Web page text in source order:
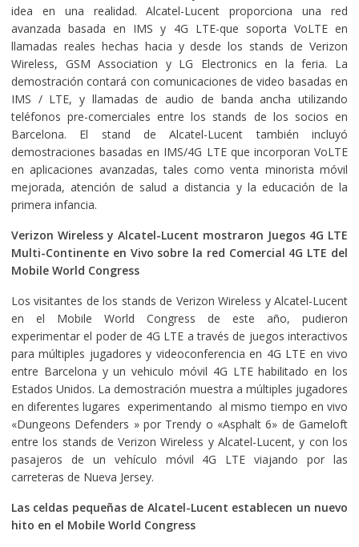
idea en una realidad. Alcatel-Lucent proporciona una red
avanzada basada en IMS y 4G LTE-que soporta VoLTE en
llamadas reales hechas hacia y desde los stands de Verizon
Wireless, GSM Association y LG Electronics en la feria. La
demostración contará con comunicaciones de video basadas en
IMS / LTE, y llamadas de audio de banda ancha utilizando
teléfonos pre-comerciales entre los stands de los socios en
Barcelona. El stand de Alcatel-Lucent también incluyó
demostraciones basadas en IMS/4G LTE que incorporan VoLTE
en aplicaciones avanzadas, tales como venta minorista móvil
mejorada, atención de salud a distancia y la educación de la
primera infancia.
Verizon Wireless y Alcatel-Lucent mostraron Juegos 4G LTE
Multi-Continente en Vivo sobre la red Comercial 4G LTE del
Mobile World Congress
Los visitantes de los stands de Verizon Wireless y Alcatel-Lucent
en el Mobile World Congress de este año, pudieron
experimentar el poder de 4G LTE a través de juegos interactivos
para múltiples jugadores y videoconferencia en 4G LTE en vivo
entre Barcelona y un vehiculo móvil 4G LTE habilitado en los
Estados Unidos. La demostración muestra a múltiples jugadores
en diferentes lugares experimentando al mismo tiempo en vivo
«Dungeons Defenders » por Trendy o «Asphalt 6» de Gameloft
entre los stands de Verizon Wireless y Alcatel-Lucent, y con los
pasajeros de un vehículo móvil 4G LTE viajando por las
carreteras de Nueva Jersey.
Las celdas pequeñas de Alcatel-Lucent establecen un nuevo
hito en el Mobile World Congress